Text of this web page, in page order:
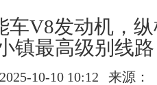
车V8发动机，
镇最高级别线路
2025-10-10 10:12 来源：